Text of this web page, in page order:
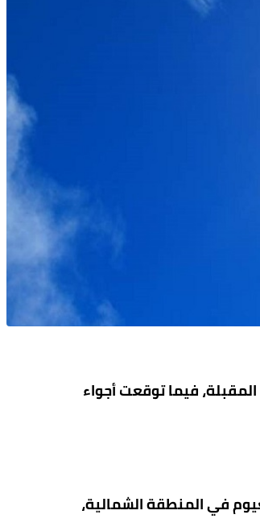
المقبلة، فيما توقعت أجواء
في المنطقة الشمالية،